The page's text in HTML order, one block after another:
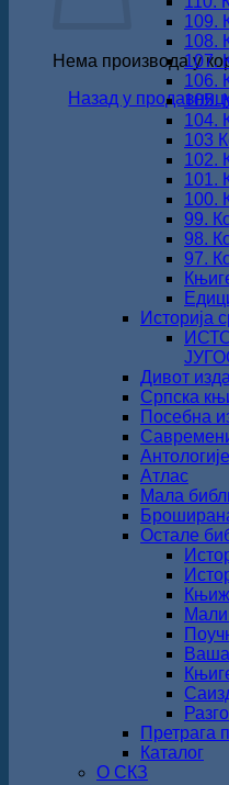
Нема производа у
Назад у
109.
108.
107.
106.
105.
104.
103
102.
101.
100.
99.
98.
97.
Историја
Дивот
Српска
Посебна
Антологије
Атлас
Мала
Остале
Мали
Претрага
Каталог
О СКЗ